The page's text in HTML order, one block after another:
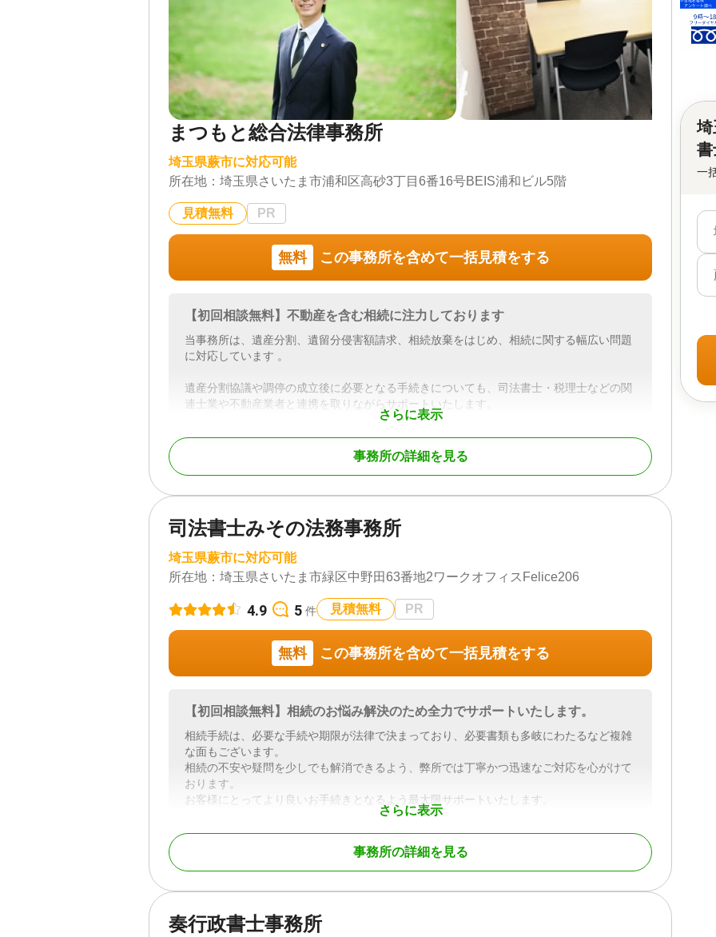
まつもと総合法律事務所
埼玉県蕨市に対応可能
所在地： 埼玉県さいたま市浦和区高砂3丁目6番16号BEIS浦和ビル5階
見積無料 PR
無料 この事務所を含めて一括見積をする
さらに表示
【初回相談無料】不動産を含む相続に注力しております
当事務所は、遺産分割、遺留分侵害額請求、相続放棄をはじめ、相続に関する幅広い問題
に対応しています 。
遺産分割協議や調停の成立後に必要となる手続きについても、司法書士・税理士などの関
連士業や不動産業者と連携を取りながらサポートいたします。
相続にまつわる問題の最終的な解決に向けて、一貫してお手伝いさせていただきますの
対応地域
埼玉県、東京都、神奈川県、千葉県、茨城県、群馬県、栃木県 その他の都道府
対応業務
遺言書 / 遺産分割 / 相続財産調査 / 相続放棄 / 成年後見 / 相続手続き / 銀行手続
き / 戸籍収集 / 相続人調査 / 相続トラブル（弁護士相談）
対応体制
訪問可 / 女性スタッフ対応可 / 土日相談可 / 初回相談無料 / 18時以降相談可 / 事
務所面談可
事務所の詳細を見る
司法書士みその法務事務所
埼玉県蕨市に対応可能
所在地： 埼玉県さいたま市緑区中野田63番地2ワークオフィスFelice206
4.9 5 件 見積無料 PR
無料 この事務所を含めて一括見積をする
さらに表示
【初回相談無料】相続のお悩み解決のため全力でサポートいたします。
相続手続は、必要な手続や期限が法律で決まっており、必要書類も多岐にわたるなど複雑
な面もございます。
相続の不安や疑問を少しでも解消できるよう、弊所では丁寧かつ迅速なご対応を心がけて
おります。
お客様にとってより良いお手続きとなるよう最大限サポートいたします。
対応体制
訪問可 / 土日相談可 / 初回相談無料 / 18時以降相談可 / 事務所面談可
事務所の詳細を見る
奏行政書士事務所
埼
書
一